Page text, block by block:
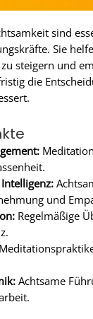
sind
Sie
steigern und
die
und
Regelmäßige
Achtsame